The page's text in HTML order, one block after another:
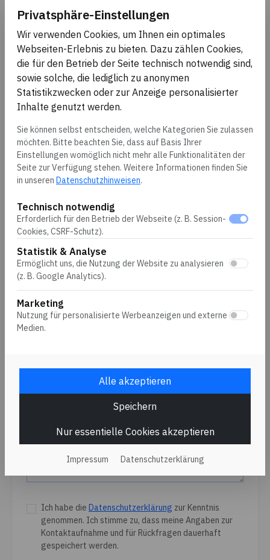
Name *
Firma
E-Mail-Adresse *
Telefon
Produkt / Dienstleistung
Betreff
Ich habe die Datenschutzerklärung zur Kenntnis
genommen. Ich stimme zu, dass meine Angaben zur
Kontaktaufnahme und für Rückfragen dauerhaft
gespeichert werden.
Privatsphäre-Einstellungen
Wir verwenden Cookies, um Ihnen ein optimales
Webseiten-Erlebnis zu bieten. Dazu zählen Cookies,
die für den Betrieb der Seite technisch notwendig sind,
sowie solche, die lediglich zu anonymen
Statistikzwecken oder zur Anzeige personalisierter
Inhalte genutzt werden.
Sie können selbst entscheiden, welche Kategorien Sie zulassen
möchten. Bitte beachten Sie, dass auf Basis Ihrer
Einstellungen womöglich nicht mehr alle Funktionalitäten der
Seite zur Verfügung stehen. Weitere Informationen finden Sie
in unseren Datenschutzhinweisen.
Technisch notwendig
Erforderlich für den Betrieb der Webseite (z. B. Session-
Cookies, CSRF-Schutz).
Statistik & Analyse
Ermöglicht uns, die Nutzung der Website zu analysieren
(z. B. Google Analytics).
Marketing
Nutzung für personalisierte Werbeanzeigen und externe
Medien.
Alle akzeptieren
Speichern
Nur essentielle Cookies akzeptieren
Impressum Datenschutzerklärung